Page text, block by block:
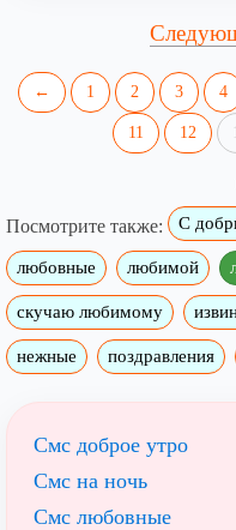
← 1 2 3 4
11 12
Посмотрите также: С
любовные любимой
скучаю любимому
нежные поздравления
Смс доброе утро
Смс на ночь
Смс любовные